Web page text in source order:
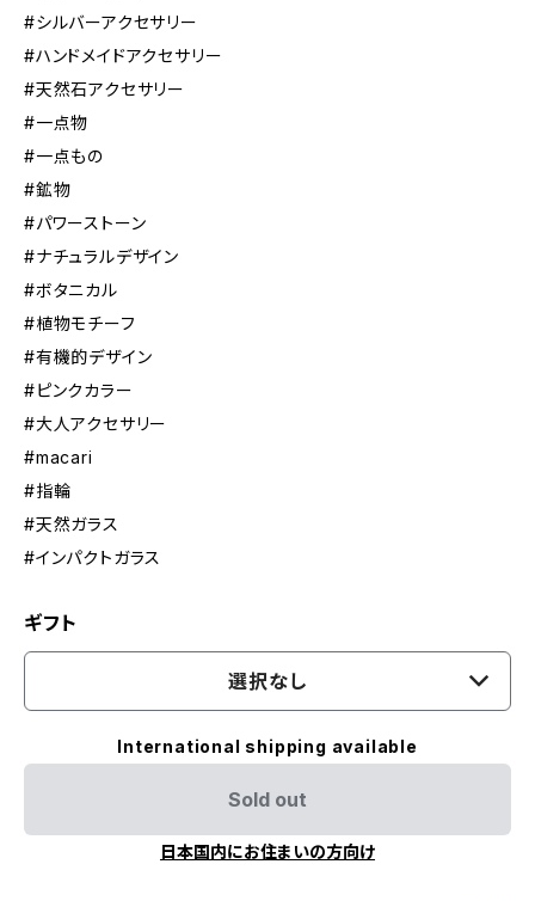
#シルバーアクセサリー
#ハンドメイドアクセサリー
#天然石アクセサリー
#一点物
#一点もの
#鉱物
#パワーストーン
#ナチュラルデザイン
#ボタニカル
#植物モチーフ
#有機的デザイン
#ピンクカラー
#大人アクセサリー
#macari
#指輪
#天然ガラス
#インパクトガラス
ギフト
選択なし
International shipping available
Sold out
日本国内にお住まいの方向け